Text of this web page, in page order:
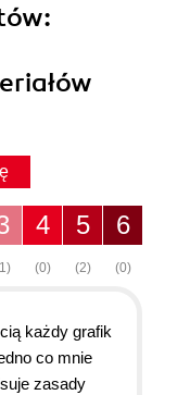
6
(0)
5
(2)
4
(0)
każdy grafik
co mnie
zasady